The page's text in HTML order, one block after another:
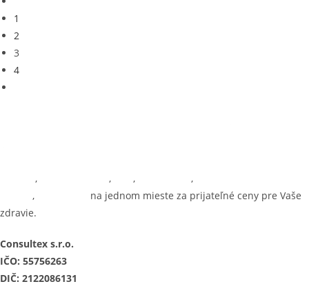
1
2
3
4
, , , ,
,
na jednom mieste za prijateľné ceny pre Vaše
zdravie.
Consultex s.r.o.
IČO: 55756263
DIČ: 2122086131